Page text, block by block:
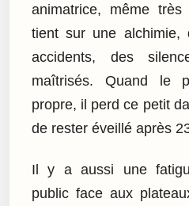
animatrice, même très
tient sur une alchimie,
accidents, des
maîtrisés. Quand le
propre, il perd ce petit
de rester éveillé après
Il y a aussi une
public face aux